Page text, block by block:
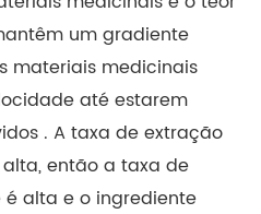
um gradiente
materiais medicinais
até estarem
. A taxa de extração
então a taxa de
alta e o ingrediente